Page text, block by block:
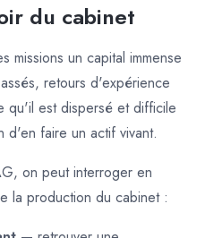
du cabinet
missions un capital immense
retours d'expérience
qu'il est dispersé et difficile
d'en faire un actif vivant.
on peut interroger en
la production du cabinet :